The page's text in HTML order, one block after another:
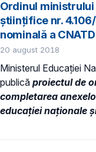
Ordinul
științifice nr.
nominală a
20 august 2018
Ministerul Educației
publică proiectul de
completarea
educației naționale